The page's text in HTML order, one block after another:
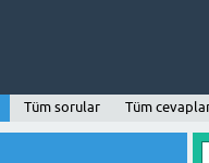
Tüm sorular Tüm